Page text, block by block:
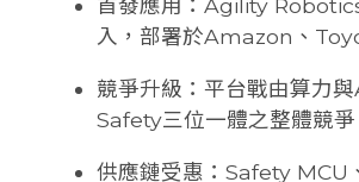
首發應用：Agility
入，部署於Amazon、
競爭升級：平台戰由算力
Safety三位一體之整體競爭
供應鏈受惠：Safety MCU